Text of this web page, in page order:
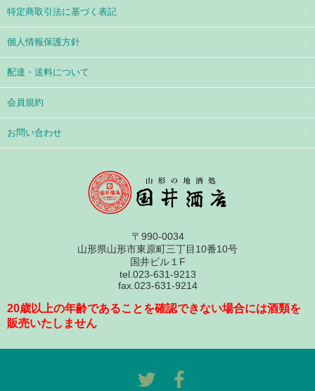
特定商取引法に基づく表記
個人情報保護方針
配達・送料について
会員規約
お問い合わせ
〒990-0034
山形県山形市東原町三丁目10番10号
国井ビル１F
tel.023-631-9213
fax.023-631-9214
20歳以上の年齢であることを確認できない場合には酒類を
販売いたしません